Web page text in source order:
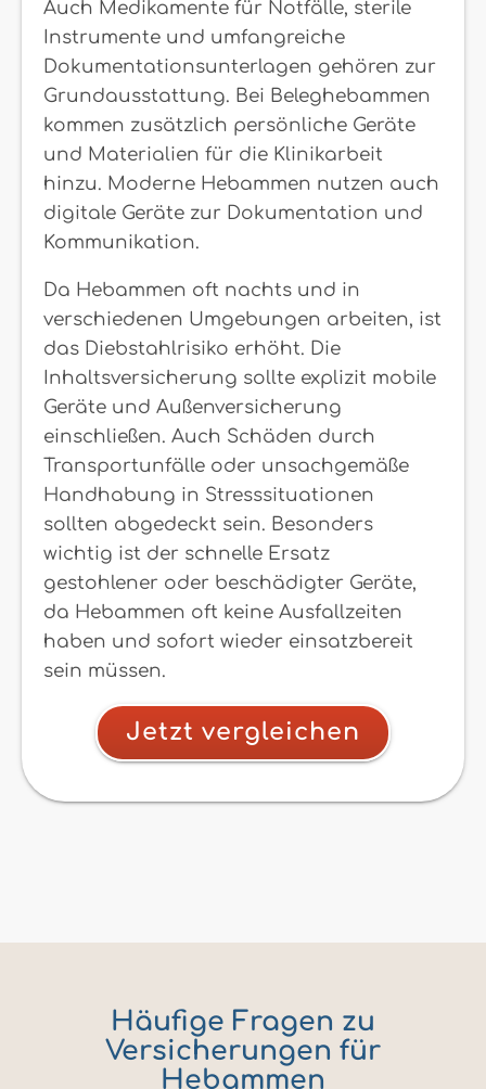
Auch Medikamente für Notfälle, sterile
Instrumente und umfangreiche
Dokumentationsunterlagen gehören zur
Grundausstattung. Bei Beleghebammen
kommen zusätzlich persönliche Geräte
und Materialien für die Klinikarbeit
hinzu. Moderne Hebammen nutzen auch
digitale Geräte zur Dokumentation und
Kommunikation.
Da Hebammen oft nachts und in
verschiedenen Umgebungen arbeiten, ist
das Diebstahlrisiko erhöht. Die
Inhaltsversicherung sollte explizit mobile
Geräte und Außenversicherung
einschließen. Auch Schäden durch
Transportunfälle oder unsachgemäße
Handhabung in Stresssituationen
sollten abgedeckt sein. Besonders
wichtig ist der schnelle Ersatz
gestohlener oder beschädigter Geräte,
da Hebammen oft keine Ausfallzeiten
haben und sofort wieder einsatzbereit
sein müssen.
Jetzt vergleichen
Häufige Fragen zu
Versicherungen für
Hebammen